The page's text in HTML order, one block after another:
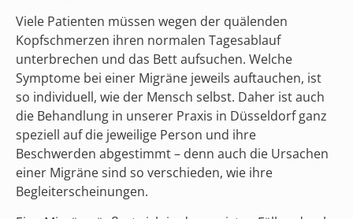
Viele Patienten müssen wegen der quälenden
Kopfschmerzen ihren normalen Tagesablauf
unterbrechen und das Bett aufsuchen. Welche
Symptome bei einer Migräne jeweils auftauchen, ist
so individuell, wie der Mensch selbst. Daher ist auch
die Behandlung in unserer Praxis in Düsseldorf ganz
speziell auf die jeweilige Person und ihre
Beschwerden abgestimmt – denn auch die Ursachen
einer Migräne sind so verschieden, wie ihre
Begleiterscheinungen.